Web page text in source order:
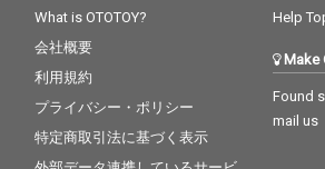
What is OTOTOY?
会社概要
利用規約
プライバシー・ポリシー
特定商取引法に基づく表示
Help
Make
Found
mail us